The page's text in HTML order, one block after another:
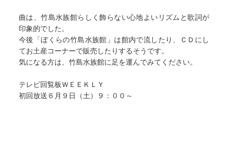
曲は、竹島水族館らしく飾らない心地よいリズムと歌詞が
印象的でした。
今後「ぼくらの竹島水族館」は館内で流したり、ＣＤにし
てお土産コーナーで販売したりするそうです。
気になる方は、竹島水族館に足を運んでみてください。
テレビ回覧板ＷＥＥＫＬＹ
初回放送６月９日（土）９：００～